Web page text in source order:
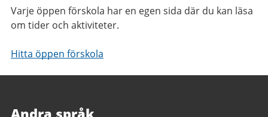
Varje öppen förskola har en egen sida där du kan läsa
om tider och aktiviteter.
Hitta öppen förskola
Andra språk